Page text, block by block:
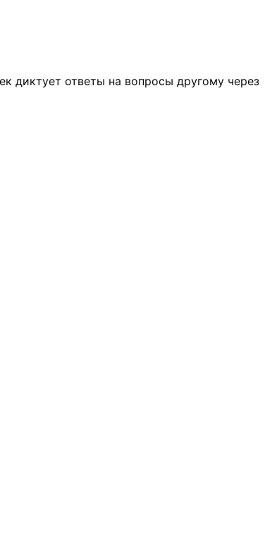
диктует ответы на вопросы другому через